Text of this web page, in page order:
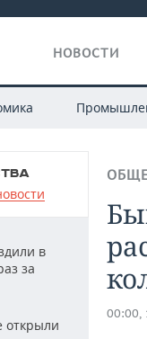
НОВОСТИ
в
за
открыли
00:00,